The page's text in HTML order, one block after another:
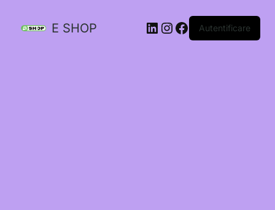
E SHOP Autentificare